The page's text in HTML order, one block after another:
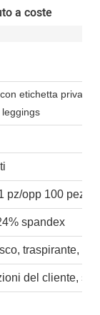
a coste
etichetta privata
pz/opp 100 pezzi/
spandex
traspirante,
del cliente,